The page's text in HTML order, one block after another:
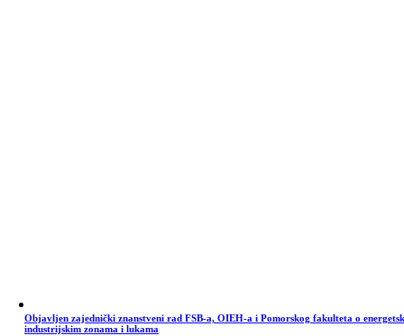
Objavljen zajednički znanstveni rad FSB-a, OIEH-a i Pomorskog fakulteta o
industrijskim zonama i lukama